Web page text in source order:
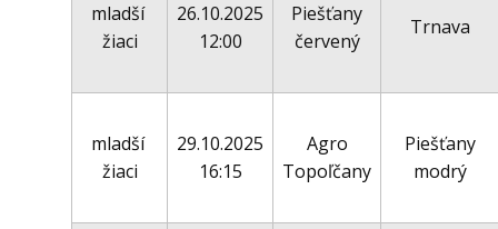
mladší
žiaci
26.10.2025
12:00
Piešťany
červený
Trnava
mladší
žiaci
29.10.2025
16:15
Agro
Topoľčany
Piešťany
modrý